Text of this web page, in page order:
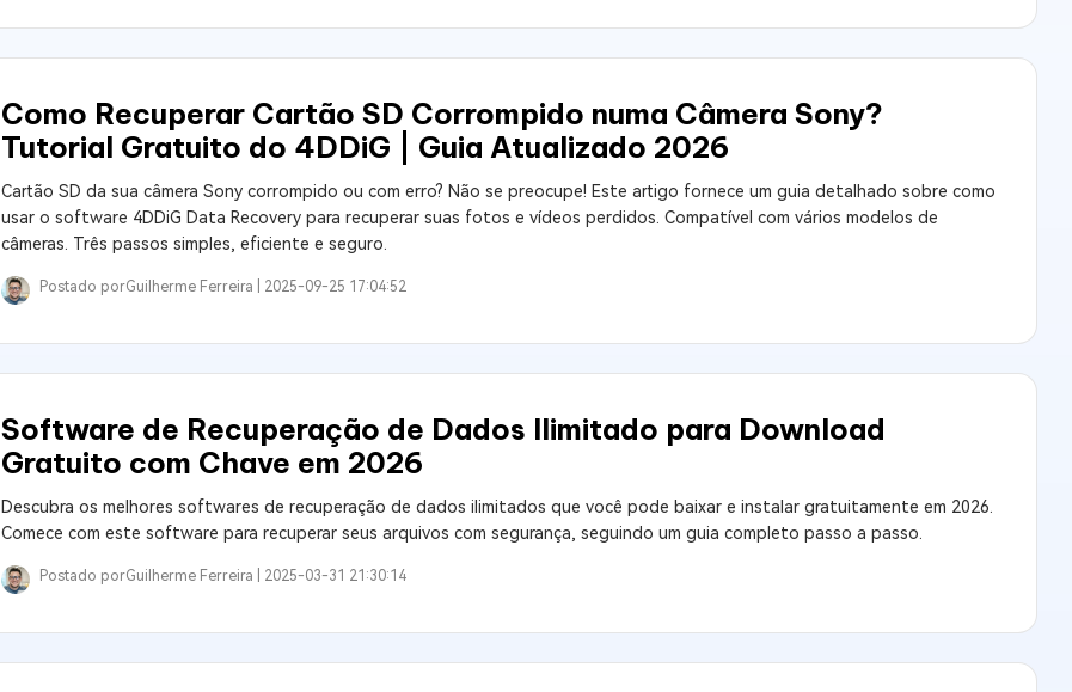
Como Recuperar Cartão SD Corrompido numa Câmera Sony?
Tutorial Gratuito do 4DDiG | Guia Atualizado 2026
Cartão SD da sua câmera Sony corrompido ou com erro? Não se preocupe! Este artigo fornece um guia detalhado sobre como
usar o software 4DDiG Data Recovery para recuperar suas fotos e vídeos perdidos. Compatível com vários modelos de
câmeras. Três passos simples, eficiente e seguro.
Postado porGuilherme Ferreira | 2025-09-25 17:04:52
Software de Recuperação de Dados Ilimitado para Download
Gratuito com Chave em 2026
Descubra os melhores softwares de recuperação de dados ilimitados que você pode baixar e instalar gratuitamente em 2026.
Comece com este software para recuperar seus arquivos com segurança, seguindo um guia completo passo a passo.
Postado porGuilherme Ferreira | 2025-03-31 21:30:14